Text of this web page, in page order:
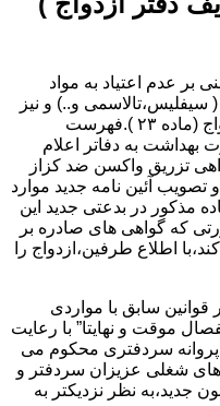
بر عدم اعتیاد به مواد
سیفلیس،تالاسمی و..) و نیز
واکسیناسیون زوجین،قبل از ثبت ازدواج (ماده ۲۳ ).فهرست
بهداشت به دفاتر اعلام
تزریق واکسن ضد کزاز
آئین نامه جدید موارد
مذکور در بدعتی جدید این
که گواهی های صادره بر
اطلاع طرفین،ازدواج را
قوانین سابق با مواردی
موقت و نهایتا” با رعایت
سردفتری محکوم می
شغلی عزیزان سردفتر و
جدید،به نظر نزدیکتر به